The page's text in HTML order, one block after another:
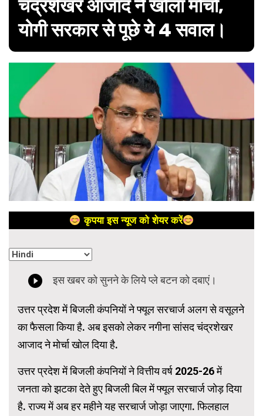
चंद्रशेखर आजाद ने खोला मोर्चा,
योगी सरकार से पूछे ये 4 सवाल।
कृपया इस न्यूज को शेयर करें
उत्तर प्रदेश में बिजली कंपनियों ने फ्यूल सरचार्ज अलग से वसूलने
का फैसला किया है. अब इसको लेकर नगीना सांसद चंद्रशेखर
आजाद ने मोर्चा खोल दिया है.
उत्तर प्रदेश में बिजली कंपनियों ने वित्तीय वर्ष 2025-26 में
जनता को झटका देते हुए बिजली बिल में फ्यूल सरचार्ज जोड़ दिया
है. राज्य में अब हर महीने यह सरचार्ज जोड़ा जाएगा. फिलहाल